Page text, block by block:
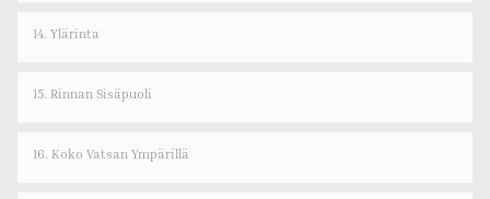
14. Ylärinta
15. Rinnan Sisäpuoli
16. Koko Vatsan Ympärillä